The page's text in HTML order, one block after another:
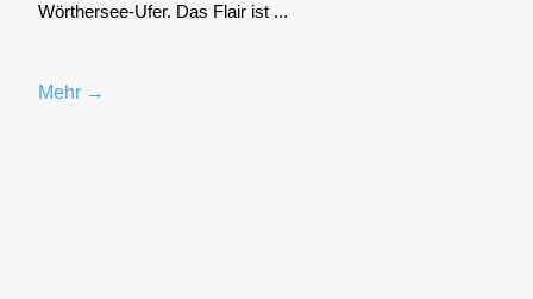
Wör­ther­see-Ufer. Das Flair ist ...
Mehr →